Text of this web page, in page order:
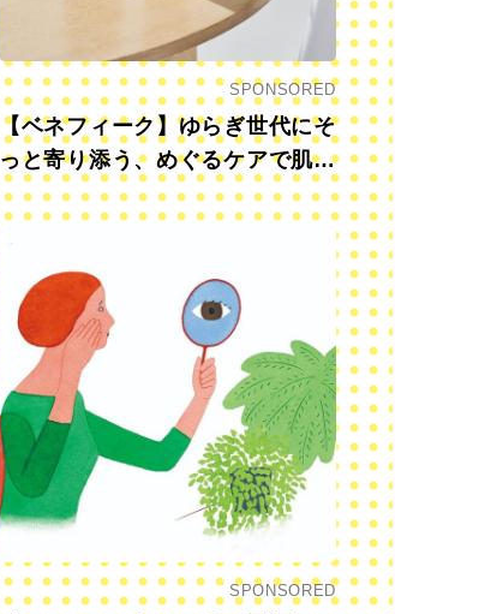
SPONSORED
【ベネフィーク】ゆらぎ世代にそ
っと寄り添う、めぐるケアで肌も
心も前向きに
SPONSORED